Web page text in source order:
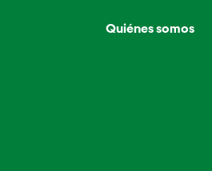
de herramientas
Quiénes somos